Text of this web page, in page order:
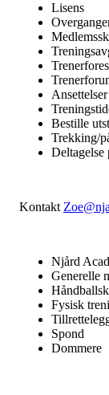
Lisens
Ansettelser
Bestille
Trekking/
Deltagelse
Kontakt
Njård
Generelle
Fysisk
Spond
Dommere